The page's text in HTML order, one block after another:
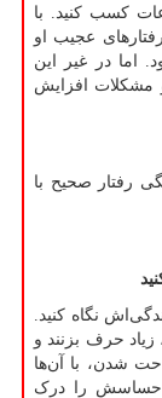
کسب کنید. با
عجیب او
اما در غیر این
مشکلات افزایش
رفتار صحیح با
نگاه کنید.
حرف بزنند و
شدن، با آن‌ها
احساسش را درک